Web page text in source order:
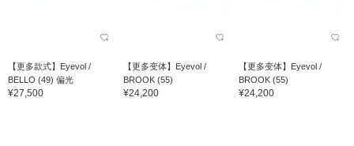
【更多款式】Eyevol /
BELLO (49) 偏光
¥27,500
【更多变体】Eyevol /
BROOK (55)
¥24,200
【更多变体】Eyevol /
BROOK (55)
¥24,200